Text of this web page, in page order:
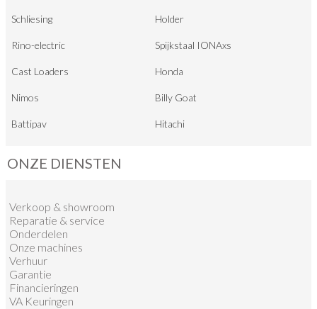
Schliesing Holder
Rino-electric Spijkstaal IONAxs
Cast Loaders Honda
Nimos Billy Goat
Battipav Hitachi
ONZE DIENSTEN
Verkoop & showroom
Reparatie & service
Onderdelen
Onze machines
Verhuur
Garantie
Financieringen
VA Keuringen